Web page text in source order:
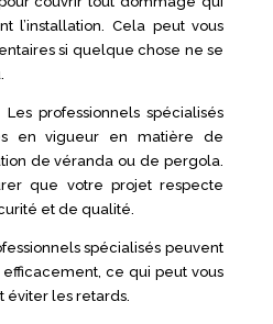
l’installation. Cela peut vous
si quelque chose ne se
Les professionnels spécialisés
en vigueur en matière de
de véranda ou de pergola.
que votre projet respecte
et de qualité.
spécialisés peuvent
ce qui peut vous
éviter les retards.